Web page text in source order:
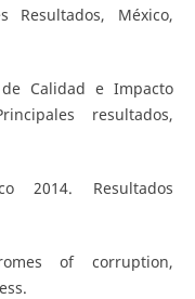
Resultados, México,
Calidad e Impacto
resultados,
2014. Resultados
of corruption,